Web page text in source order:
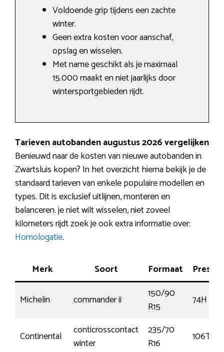
Voldoende grip tijdens een zachte
winter.
Geen extra kosten voor aanschaf,
opslag en wisselen.
Met name geschikt als je maximaal
15.000 maakt en niet jaarlijks door
wintersportgebieden rijdt.
Tarieven autobanden augustus 2026 vergelijken
Benieuwd naar de kosten van nieuwe autobanden in
Zwartsluis kopen? In het overzicht hierna bekijk je de
standaard tarieven van enkele populaire modellen en
types. Dit is exclusief uitlijnen, monteren en
balanceren. je niet wilt wisselen, niet zoveel
kilometers rijdt zoek je ook extra informatie over:
Homologatie.
Merk Soort Formaat
Michelin commander ii
150/90
R15
74H
Continental
conticrosscontact
winter
235/70
R16
106T